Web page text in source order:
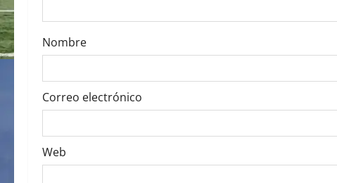
o
n
Nombre
Correo electrónico
Web